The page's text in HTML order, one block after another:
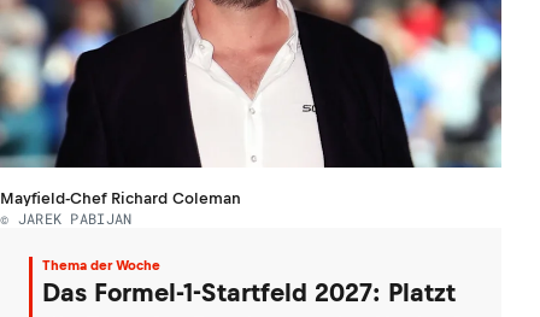
Mayfield-Chef Richard Coleman
© JAREK PABIJAN
Thema der Woche
Das Formel-1-Startfeld 2027: Platzt